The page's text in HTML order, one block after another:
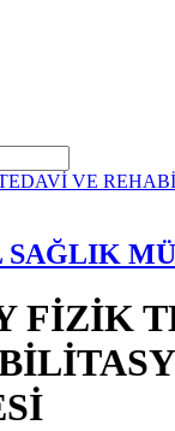
SAĞLIK
FİZİK